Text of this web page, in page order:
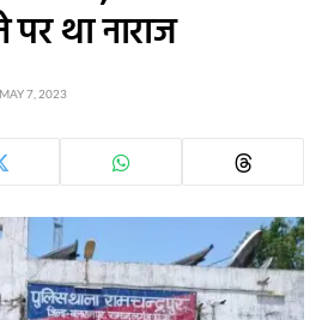
पर था नाराज
MAY 7, 2023